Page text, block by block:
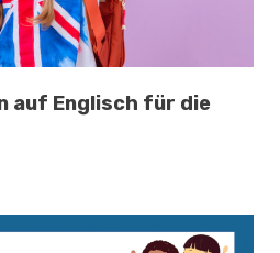
auf Englisch für die